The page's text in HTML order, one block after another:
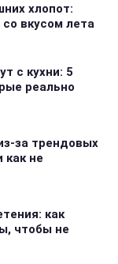
хлопот:
вкусом лета
с кухни: 5
реально
за трендовых
как не
как
чтобы не